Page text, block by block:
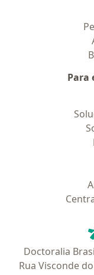
Para
Doctoralia
Rua Visconde